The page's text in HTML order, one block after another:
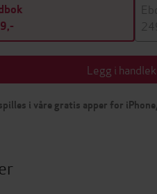
Legg i
i våre gratis apper for